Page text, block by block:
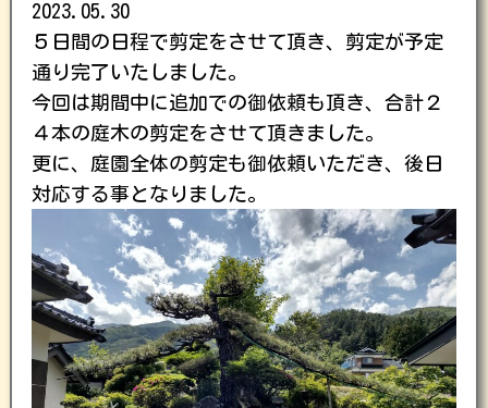
2023.05.30
５日間の日程で剪定をさせて頂き、剪定が予定
通り完了いたしました。
今回は期間中に追加での御依頼も頂き、合計２
４本の庭木の剪定をさせて頂きました。
更に、庭園全体の剪定も御依頼いただき、後日
対応する事となりました。